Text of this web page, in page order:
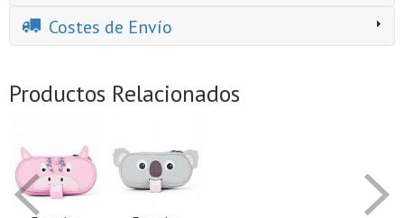
Costes de Envío
Productos Relacionados